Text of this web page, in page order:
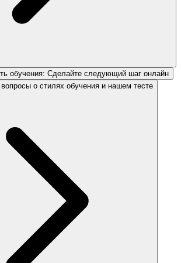
обучения: Сделайте следующий шаг онлайн
о стилях обучения и нашем тесте